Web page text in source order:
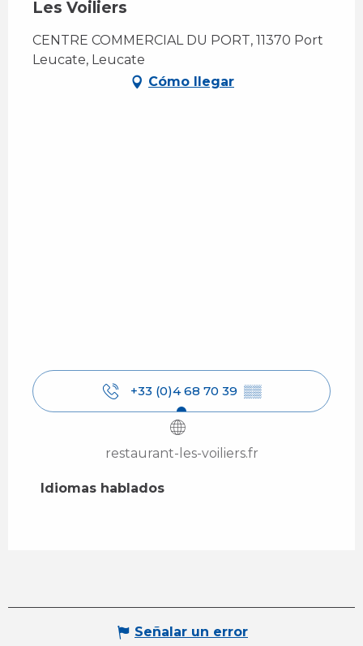
Les Voiliers
CENTRE COMMERCIAL DU PORT, 11370 Port
Leucate, Leucate
Cómo llegar
+33 (0)4 68 70 39 ▒▒
restaurant-les-voiliers.fr
Idiomas hablados
Idiomas hablados
Señalar un error